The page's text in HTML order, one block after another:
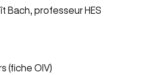
Bach, professeur HES
(fiche OIV)